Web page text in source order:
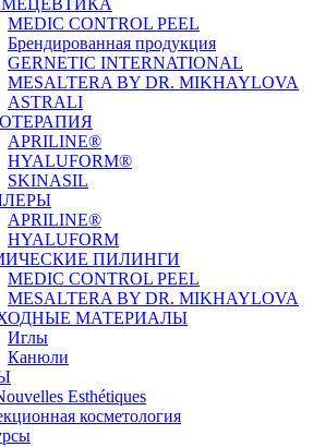
MEDIC CONTROL PEEL
Брендированная продукция
GERNETIC INTERNATIONAL
MESALTERA BY DR. MIKHAYLOVA
ASTRALI
APRILINE®
HYALUFORM®
SKINASIL
APRILINE®
HYALUFORM
ПИЛИНГИ
MEDIC CONTROL PEEL
MESALTERA BY DR. MIKHAYLOVA
МАТЕРИАЛЫ
Иглы
Канюли
Esthétiques
косметология